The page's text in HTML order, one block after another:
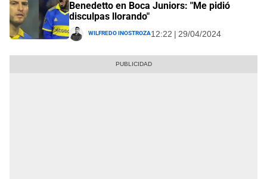
Benedetto en Boca Juniors: "Me pidió
disculpas llorando"
Wilfredo Inostroza12:22 | 29/04/2024